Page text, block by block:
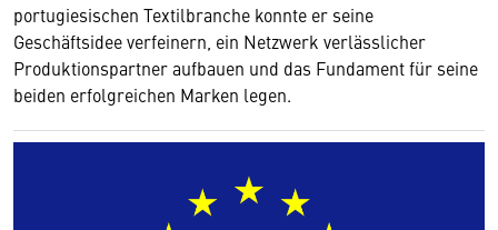
portugiesischen Textilbranche konnte er seine
Geschäftsidee verfeinern, ein Netzwerk verlässlicher
Produktionspartner aufbauen und das Fundament für seine
beiden erfolgreichen Marken legen.